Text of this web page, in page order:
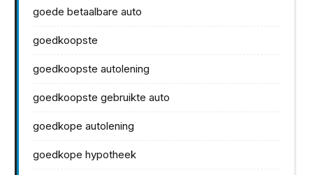
goede betaalbare auto
goedkoopste
goedkoopste autolening
goedkoopste gebruikte auto
goedkope autolening
goedkope hypotheek